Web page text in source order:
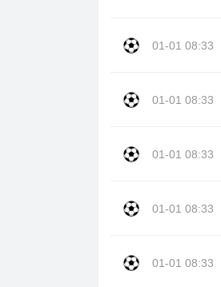
01-01 08:33
01-01 08:33
01-01 08:33
01-01 08:33
01-01 08:33